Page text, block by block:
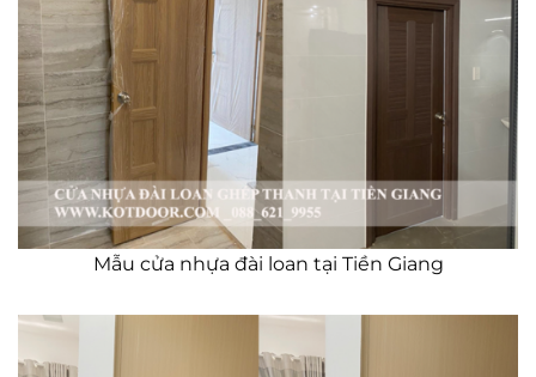
Mẫu cửa nhựa đài loan tại Tiền Giang